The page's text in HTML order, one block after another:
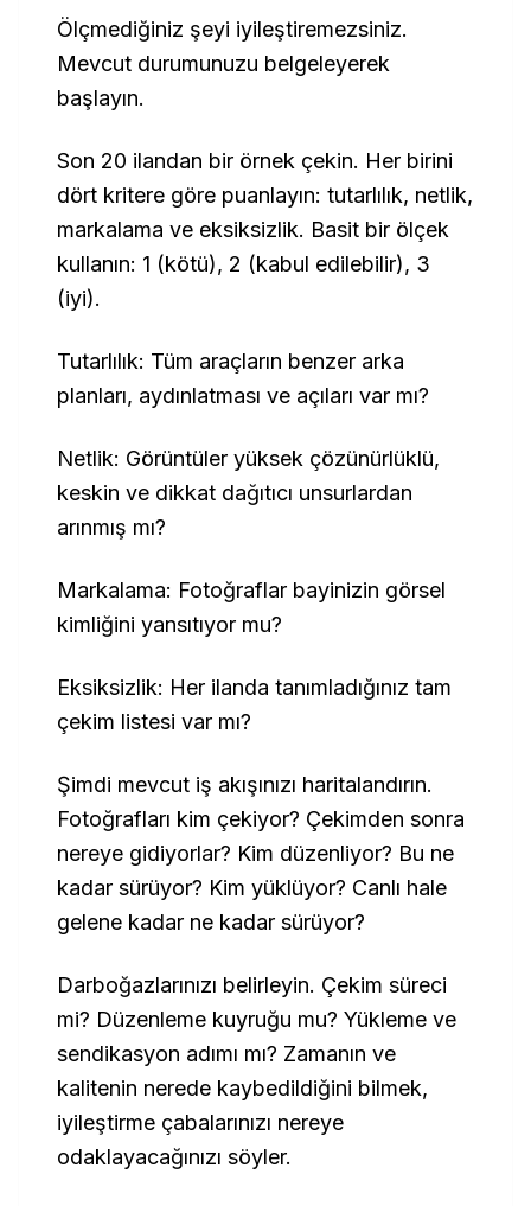
Ölçmediğiniz şeyi iyileştiremezsiniz.
Mevcut durumunuzu belgeleyerek
başlayın.
Son 20 ilandan bir örnek çekin. Her birini
dört kritere göre puanlayın: tutarlılık, netlik,
markalama ve eksiksizlik. Basit bir ölçek
kullanın: 1 (kötü), 2 (kabul edilebilir), 3
(iyi).
Tutarlılık: Tüm araçların benzer arka
planları, aydınlatması ve açıları var mı?
Netlik: Görüntüler yüksek çözünürlüklü,
keskin ve dikkat dağıtıcı unsurlardan
arınmış mı?
Markalama: Fotoğraflar bayinizin görsel
kimliğini yansıtıyor mu?
Eksiksizlik: Her ilanda tanımladığınız tam
çekim listesi var mı?
Şimdi mevcut iş akışınızı haritalandırın.
Fotoğrafları kim çekiyor? Çekimden sonra
nereye gidiyorlar? Kim düzenliyor? Bu ne
kadar sürüyor? Kim yüklüyor? Canlı hale
gelene kadar ne kadar sürüyor?
Darboğazlarınızı belirleyin. Çekim süreci
mi? Düzenleme kuyruğu mu? Yükleme ve
sendikasyon adımı mı? Zamanın ve
kalitenin nerede kaybedildiğini bilmek,
iyileştirme çabalarınızı nereye
odaklayacağınızı söyler.